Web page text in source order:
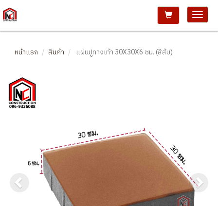
หน้าแรก สินค้า แผ่นปูทางเท้า 30X30X6 ซม. (สีส้ม)
Previous